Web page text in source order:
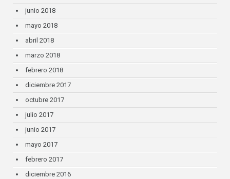
junio 2018
mayo 2018
abril 2018
marzo 2018
febrero 2018
diciembre 2017
octubre 2017
julio 2017
junio 2017
mayo 2017
febrero 2017
diciembre 2016